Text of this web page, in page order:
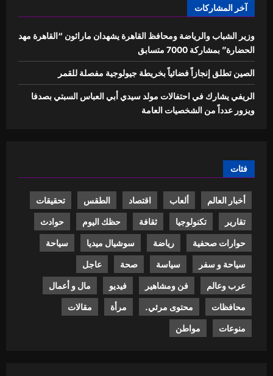
آخر المشاركات
وزير الشباب والرياضة ومحافظ القاهرة يشهدان ماراثون “القاهرة مهد
الحضارة” بمشاركة 7000 متسابق
الصين تطلق إنجازاً فضائياً بخريطة جيولوجية مفصلة للقمر
الريفي يشارك في احتفالات مولد سيدي أبي العباس السبتي بصدفا
ويزور عدداً من الشخصيات العامة
فئات
أخبار العالم ألعاب اقتصاد الطقس تحقيقات
تقارير تكنولوجيا ثقافة حظك اليوم حوادث
حوارات صحفية رياضة سوشيال ميديا سياحة
سياحة و سفر سياسة صحة عاجل
عرب وعالم فن ومشاهير فيديو مال و أعمال
محافظات محتوى مرئي. مرأة مقالات
منوعات مواطن